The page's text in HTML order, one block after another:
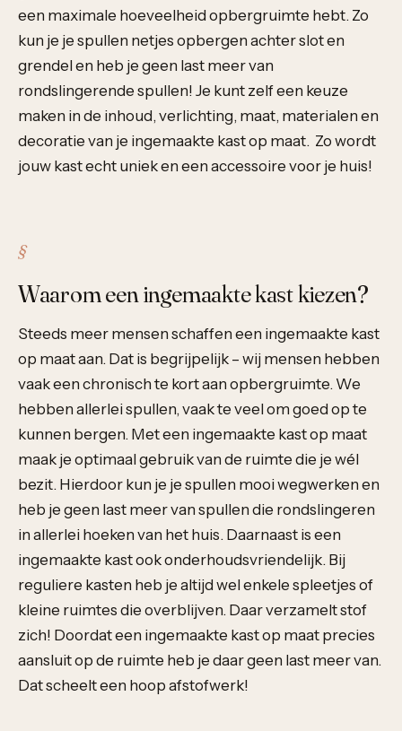
een maximale hoeveelheid opbergruimte hebt. Zo
kun je je spullen netjes opbergen achter slot en
grendel en heb je geen last meer van
rondslingerende spullen! Je kunt zelf een keuze
maken in de inhoud, verlichting, maat, materialen en
decoratie van je ingemaakte kast op maat. Zo wordt
jouw kast echt uniek en een accessoire voor je huis!
Waarom een ingemaakte kast kiezen?
Steeds meer mensen schaffen een ingemaakte kast
op maat aan. Dat is begrijpelijk – wij mensen hebben
vaak een chronisch te kort aan opbergruimte. We
hebben allerlei spullen, vaak te veel om goed op te
kunnen bergen. Met een ingemaakte kast op maat
maak je optimaal gebruik van de ruimte die je wél
bezit. Hierdoor kun je je spullen mooi wegwerken en
heb je geen last meer van spullen die rondslingeren
in allerlei hoeken van het huis. Daarnaast is een
ingemaakte kast ook onderhoudsvriendelijk. Bij
reguliere kasten heb je altijd wel enkele spleetjes of
kleine ruimtes die overblijven. Daar verzamelt stof
zich! Doordat een ingemaakte kast op maat precies
aansluit op de ruimte heb je daar geen last meer van.
Dat scheelt een hoop afstofwerk!